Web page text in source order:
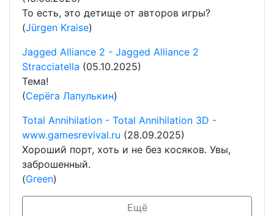
То есть, это детище от авторов игры?
(Jürgen Kraise)
Jagged Alliance 2 - Jagged Alliance 2
Stracciatella (05.10.2025)
Тема!
(Серёга Лапулькин)
Total Annihilation - Total Annihilation 3D -
www.gamesrevival.ru (28.09.2025)
Хороший порт, хоть и не без косяков. Увы,
заброшенный.
(Green)
Ещё